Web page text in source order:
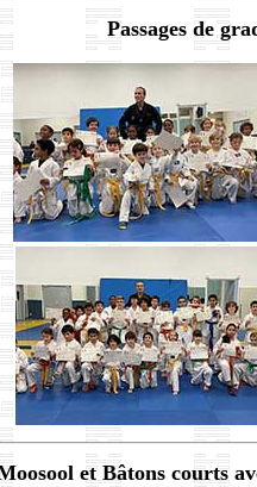
Passages de
et Bâtons courts